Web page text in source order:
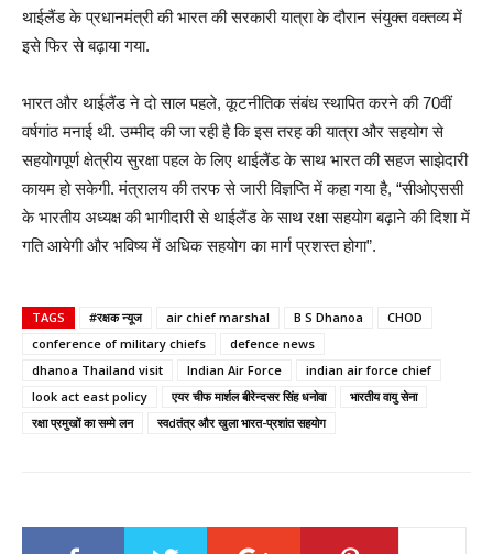
थाईलैंड के प्रधानमंत्री की भारत की सरकारी यात्रा के दौरान संयुक्त वक्तव्य में
इसे फिर से बढ़ाया गया.
भारत और थाईलैंड ने दो साल पहले, कूटनीतिक संबंध स्थापित करने की 70वीं
वर्षगांठ मनाई थी. उम्मीद की जा रही है कि इस तरह की यात्रा और सहयोग से
सहयोगपूर्ण क्षेत्रीय सुरक्षा पहल के लिए थाईलैंड के साथ भारत की सहज साझेदारी
कायम हो सकेगी. मंत्रालय की तरफ से जारी विज्ञप्ति में कहा गया है, “सीओएससी
के भारतीय अध्यक्ष की भागीदारी से थाईलैंड के साथ रक्षा सहयोग बढ़ाने की दिशा में
गति आयेगी और भविष्य में अधिक सहयोग का मार्ग प्रशस्त होगा”.
TAGS #रक्षक न्यूज air chief marshal B S Dhanoa
CHOD
conference of military chiefs
defence news
dhanoa Thailand visit
Indian Air Force
indian air force chief
look act east policy
एयर चीफ मार्शल बीरेन्दसर सिंह धनोवा
भारतीय वायु सेना
रक्षा प्रमुखों का सम्मे लन
स्वdतंत्र और खुला भारत-प्रशांत सहयोग